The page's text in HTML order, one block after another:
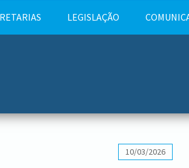
LEGISLAÇÃO
10/03/2026